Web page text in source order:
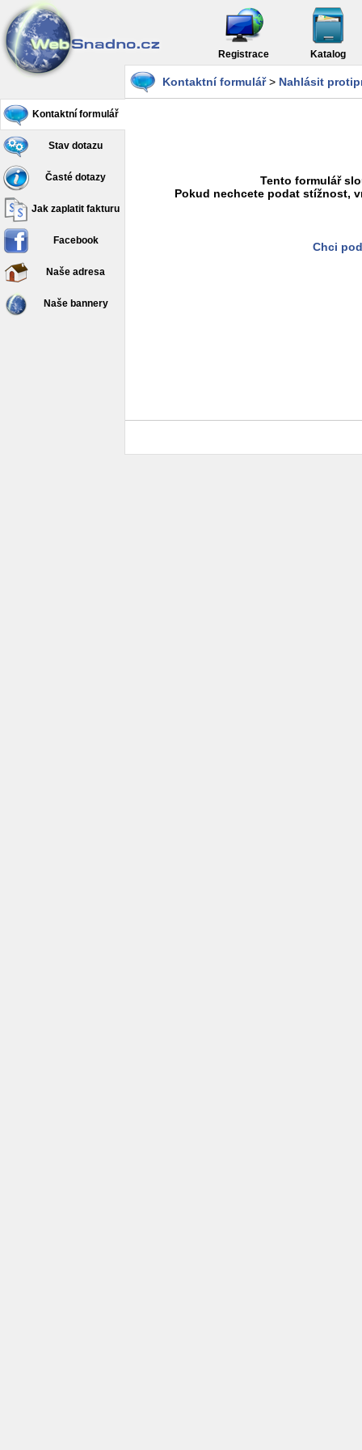
Registrace Katalog
Kontaktní formulář
Stav dotazu
Časté dotazy
Jak zaplatit fakturu
Facebook
Naše adresa
Naše bannery
Kontaktní formulář> Nahlásit
Tento formulář
Pokud nechcete podat stížnost,
Chci